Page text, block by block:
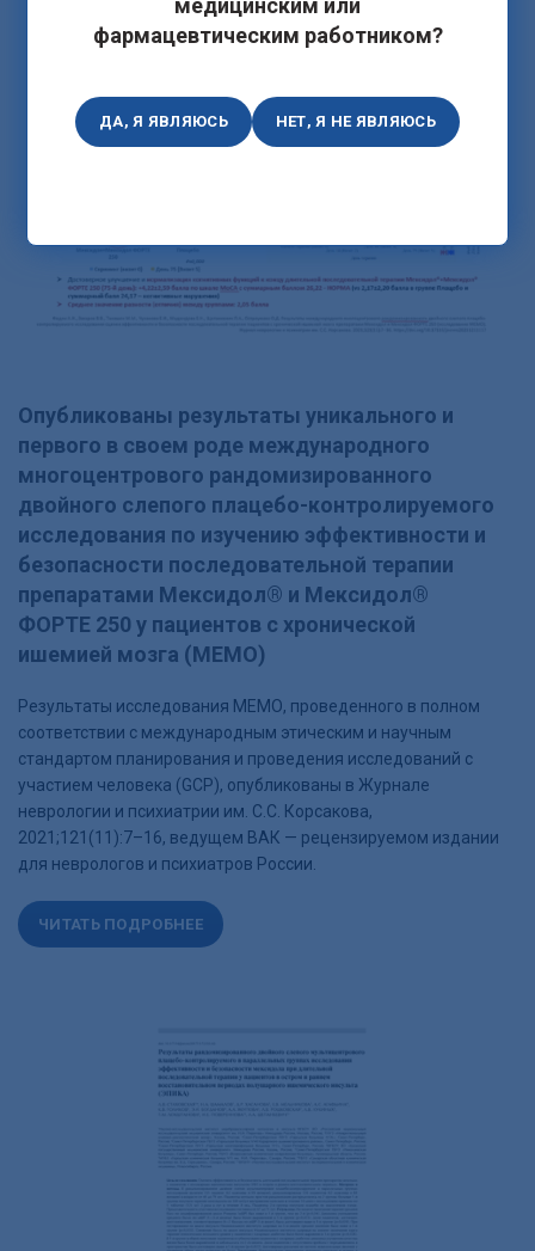
Опубликованы результаты уникального и
первого в своем роде международного
многоцентрового рандомизированного
двойного слепого плацебо-контролируемого
исследования по изучению эффективности и
безопасности последовательной терапии
препаратами Мексидол® и Мексидол®
ФОРТЕ 250 у пациентов с хронической
ишемией мозга (МЕМО)
Результаты исследования МЕМО, проведенного в полном
соответствии с международным этическим и научным
стандартом планирования и проведения исследований с
участием человека (GCP), опубликованы в Журнале
неврологии и психиатрии им. С.С. Корсакова,
2021;121(11):7–16, ведущем ВАК — рецензируемом издании
для неврологов и психиатров России.
ЧИТАТЬ ПОДРОБНЕЕ
фармацевтическим работником?
ДА, Я ЯВЛЯЮСЬ НЕТ, Я НЕ ЯВЛЯЮСЬ